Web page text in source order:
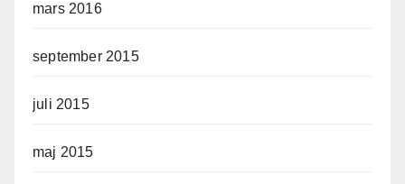
mars 2016
september 2015
juli 2015
maj 2015